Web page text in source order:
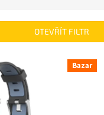
OTEVŘÍT FILTR
Bazar